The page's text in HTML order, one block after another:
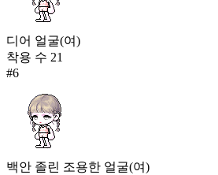
디어 얼굴(여)
착용 수 21
#6
백안 졸린 조용한 얼굴(여)